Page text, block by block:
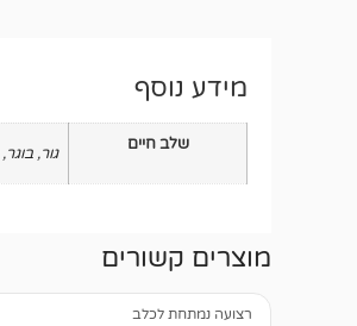
מידע נוסף
שלב חיים גור, בוגר,
מוצרים קשורים
רצועה נמתחת לכלב